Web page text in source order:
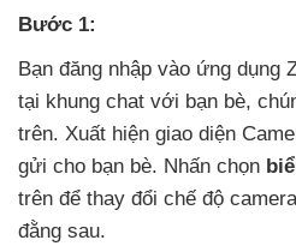
Bước 1:
Bạn đăng nhập vào ứng dụng
tại khung chat với bạn bè,
trên. Xuất hiện giao diện
gửi cho bạn bè. Nhấn chọn
trên để thay đổi chế độ
đằng sau.